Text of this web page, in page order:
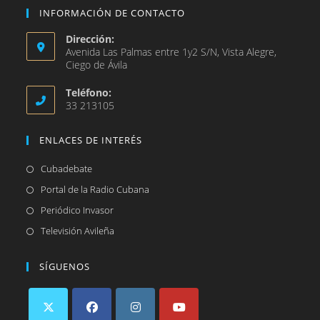
INFORMACIÓN DE CONTACTO
Dirección:
Avenida Las Palmas entre 1y2 S/N, Vista Alegre,
Ciego de Ávila
Teléfono:
33 213105
ENLACES DE INTERÉS
CubadebateSe
abre
nueva
Portal de la Radio Cubana
Periódico InvasorSe
abre
Televisión Avileña
nueva
SÍGUENOS